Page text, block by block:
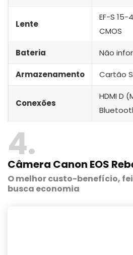
Lente
EF-S
CMOS
Bateria Não
Armazenamento Cartão
Conexões
HDMI D
4
Câmera Canon EOS
O melhor custo-benefício,
busca economia